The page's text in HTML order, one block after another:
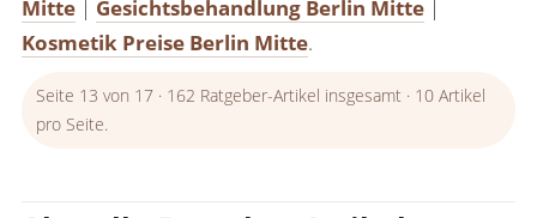
Mitte | Gesichtsbehandlung Berlin Mitte |
Kosmetik Preise Berlin Mitte.
Seite 13 von 17 · 162 Ratgeber-Artikel insgesamt · 10 Artikel
pro Seite.